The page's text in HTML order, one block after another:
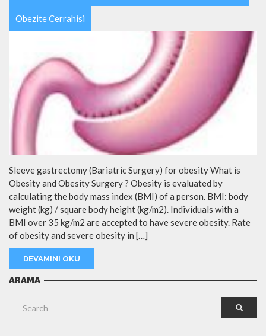
Obezite Cerrahisi
Sleeve gastrectomy (Bariatric Surgery) for obesity What is
Obesity and Obesity Surgery ? Obesity is evaluated by
calculating the body mass index (BMI) of a person. BMI: body
weight (kg) / square body height (kg/m2). Individuals with a
BMI over 35 kg/m2 are accepted to have severe obesity. Rate
of obesity and severe obesity in […]
DEVAMINI OKU
ARAMA